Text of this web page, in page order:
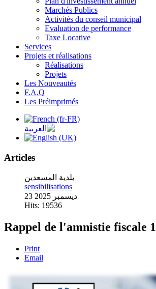
Marchés Publics
Activités du conseil municipal
Evaluation de performance
Taxe Locative
Services
Projets et réalisations
Réalisations
Projets
Les Nouveautés
F.A.Q
Les Préimprimés
Articles
بلدية المسعدين
sensibilisations
23 ديسمبر 2025
Hits: 19536
Rappel de l'amnistie fiscale 1
Print
Email